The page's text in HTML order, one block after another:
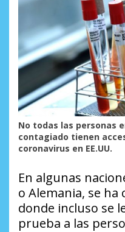
No todas las personas
contagiado tienen
coronavirus en EE.UU.
En algunas
o Alemania, se
donde incluso se
prueba a las